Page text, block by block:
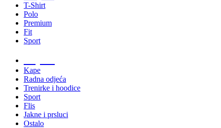
T-Shirt
Polo
Premium
Fit
Sport
Kape
Radna odjeća
Trenirke i hoodice
Sport
Flis
Jakne i prsluci
Ostalo